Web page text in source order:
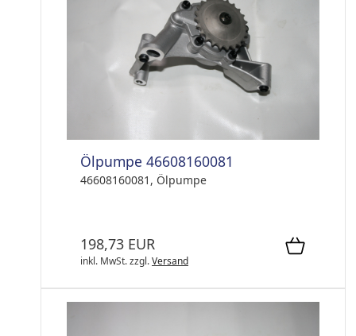
Ölpumpe 46608160081
46608160081, Ölpumpe
198,73 EUR
inkl. MwSt.zzgl.Versand